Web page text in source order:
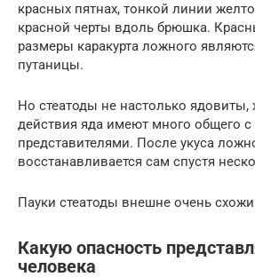
красных пятнах, тонкой линии
красной черты вдоль брюшка.
размеры каракурта ложного
путаницы.
Но стеатоды не настолько
действия яда имеют много общего
представителями. После укуса
восстанавливается сам спустя
Пауки стеатоды внешне очень схожи
Какую опасность
человека